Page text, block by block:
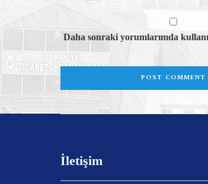
Daha sonraki yorumlarımda
İletişim